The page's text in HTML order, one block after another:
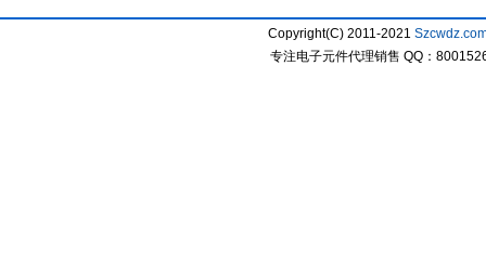
Copyright(C) 2011-2021
专注电子元件代理销售 QQ：